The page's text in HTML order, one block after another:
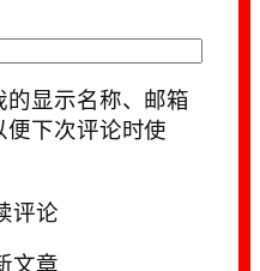
显示名称、邮箱
下次评论时使
评论
文章